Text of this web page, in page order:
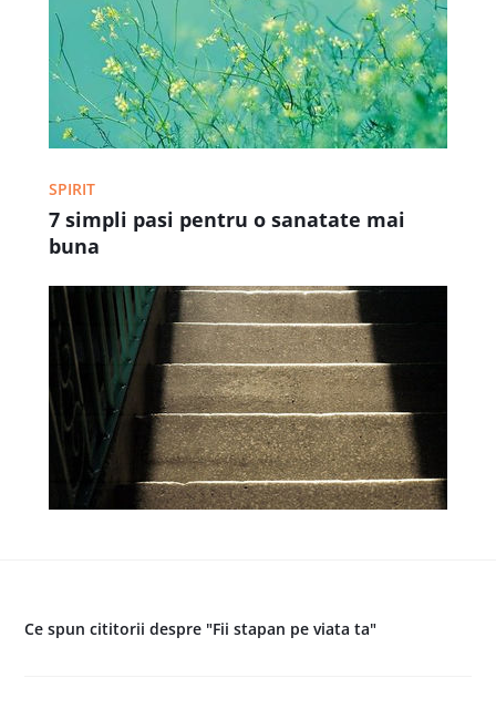
SPIRIT
7 simpli pasi pentru o sanatate mai
buna
Ce spun cititorii despre "Fii stapan pe viata ta"